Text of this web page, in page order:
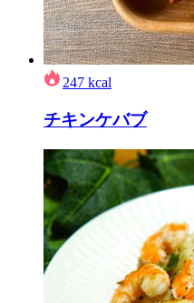
247 kcal
チキンケバブ